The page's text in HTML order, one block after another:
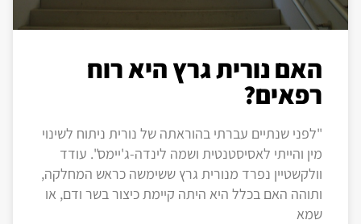
האם נורית גרץ היא רוח
רפאים?
"לפני שנתיים עברתי בהוראתה של נורית ניתוח לשינוי
מין והייתי לאסיסטנטית ושמה לינדה-ג'יימס". עודד
וולקשטיין נפרד מנורית גרץ ששימשה כראש המחלקה,
ותוהה האם בכלל היא היתה קיימת כיצור בשר ודם, או
שמא